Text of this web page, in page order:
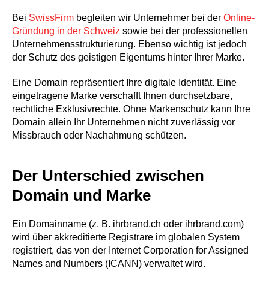
Bei SwissFirm begleiten wir Unternehmer bei der Online-
Gründung in der Schweiz sowie bei der professionellen
Unternehmensstrukturierung. Ebenso wichtig ist jedoch
der Schutz des geistigen Eigentums hinter Ihrer Marke.
Eine Domain repräsentiert Ihre digitale Identität. Eine
eingetragene Marke verschafft Ihnen durchsetzbare,
rechtliche Exklusivrechte. Ohne Markenschutz kann Ihre
Domain allein Ihr Unternehmen nicht zuverlässig vor
Missbrauch oder Nachahmung schützen.
Der Unterschied zwischen
Domain und Marke
Ein Domainname (z. B. ihrbrand.ch oder ihrbrand.com)
wird über akkreditierte Registrare im globalen System
registriert, das von der Internet Corporation for Assigned
Names and Numbers (ICANN) verwaltet wird.